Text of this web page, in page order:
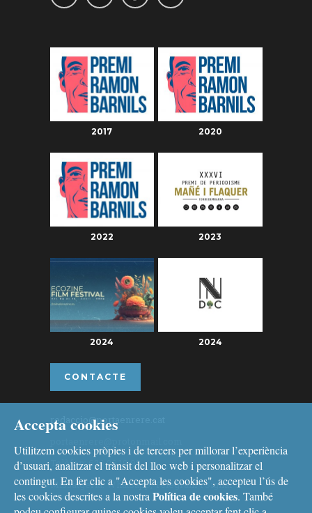
2017 2020
2022 2023
2024 2024
CONTACTE
redaccio@portaenrere.cat
Telèfon: 626 26 19 93
Missatgeria: Whatsapp, Telegram i Signal
Accepta cookies
Utilitzem cookies pròpies i de tercers per millorar l’experiència
d’usuari, analitzar el trànsit del lloc web i personalitzar el
contingut. En fer clic a "Accepta les cookies", accepteu l’ús de
les cookies descrites a la nostra Política de cookies. També